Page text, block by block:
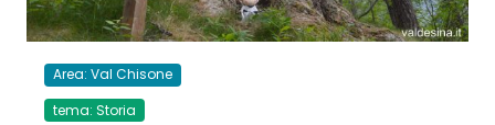
Area: Val Chisone
tema: Storia